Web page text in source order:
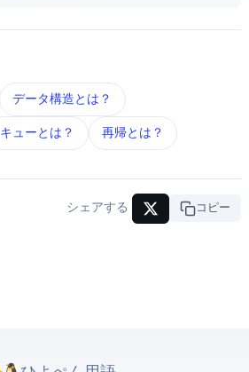
データ構造 とは？
キュー とは？ 再帰 とは？
シェアする URLコピー